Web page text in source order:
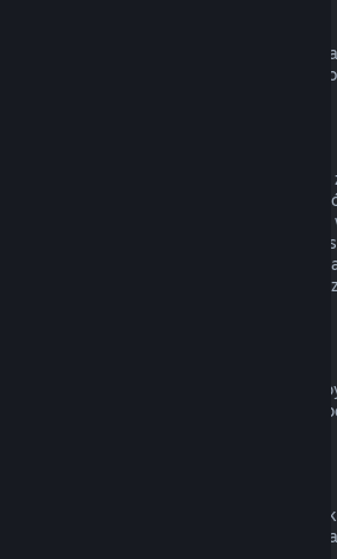
Możesz poprosić o zwrot sprzętu Steam i
poprzez Steam w obrębie przedziału
Możesz otrzymać zwrot pieniędzy za
Sklepie Steam, jeśli żaden z jego
przekazany lub łączny czas
zestawu nie przekracza 2 godzin. Jeśli
w grze lub DLC, który normalnie nie
poinformuje cię przy kasie, czy można
Valve nie może zapewnić zwrotu za
(na przykład klucze produktów lub karty
Jeśli na twoje konto została nałożona
(Valve Anti-Cheat) na daną grę, tracisz